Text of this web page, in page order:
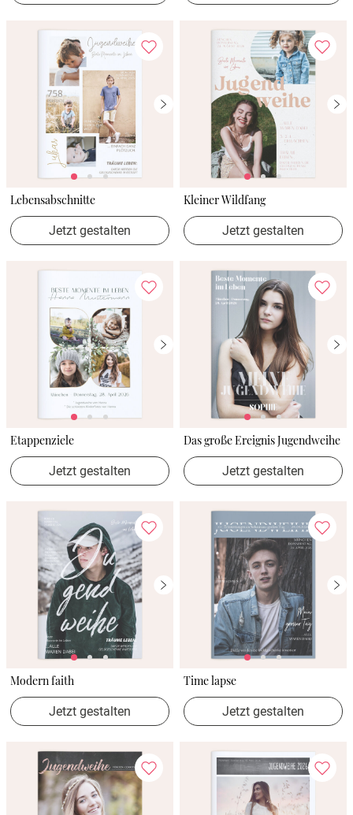
Lebensabschnitte
Jetzt gestalten
Kleiner Wildfang
Jetzt gestalten
Etappenziele
Jetzt gestalten
Das große Ereignis Jugendweihe
Jetzt gestalten
Modern faith
Jetzt gestalten
Time lapse
Jetzt gestalten